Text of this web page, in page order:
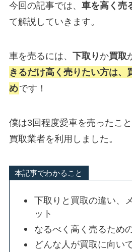
今回の記事では、 車を高く売
て解説していきます。
車を売るには、 下取り か買取
きるだけ高く売りたい方は、
めです！
僕は3回程度愛車を売ったこ
買取業者を利用しました。
本記事でわかること
下取りと買取の違い、
ット
なるべく高く売るため
どんな人が買取に向い